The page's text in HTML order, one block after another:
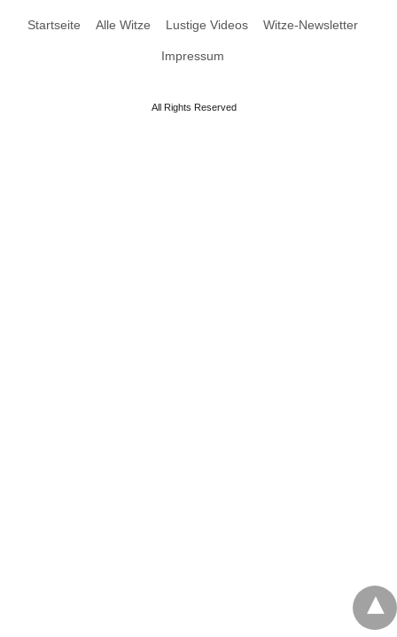
Startseite Alle Witze Lustige Videos Witze-Newsletter
Impressum
All Rights Reserved